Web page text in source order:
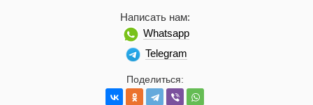
Поделиться:
Написать нам:
Whatsapp
Telegram